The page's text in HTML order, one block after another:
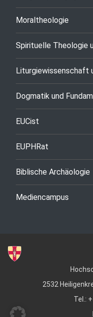
Moraltheologie
Spirituelle Theologie
Liturgiewissenschaft
Dogmatik und
EUCist
EUPHRat
Biblische Archäologie
Mediencampus
2532
Tel.: